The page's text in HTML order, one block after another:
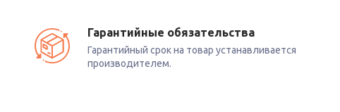
Гарантийные обязательства
Гарантийный срок на товар устанавливается
производителем.